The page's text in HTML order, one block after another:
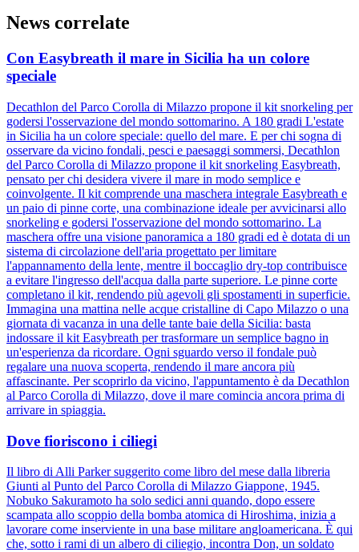
News correlate
Con Easybreath il mare in Sicilia ha un colore
speciale
Decathlon del Parco Corolla di Milazzo propone il kit snorkeling per
godersi l'osservazione del mondo sottomarino. A 180 gradi L'estate
in Sicilia ha un colore speciale: quello del mare. E per chi sogna di
osservare da vicino fondali, pesci e paesaggi sommersi, Decathlon
del Parco Corolla di Milazzo propone il kit snorkeling Easybreath,
pensato per chi desidera vivere il mare in modo semplice e
coinvolgente. Il kit comprende una maschera integrale Easybreath e
un paio di pinne corte, una combinazione ideale per avvicinarsi allo
snorkeling e godersi l'osservazione del mondo sottomarino. La
maschera offre una visione panoramica a 180 gradi ed è dotata di un
sistema di circolazione dell'aria progettato per limitare
l'appannamento della lente, mentre il boccaglio dry-top contribuisce
a evitare l'ingresso dell'acqua dalla parte superiore. Le pinne corte
completano il kit, rendendo più agevoli gli spostamenti in superficie.
Immagina una mattina nelle acque cristalline di Capo Milazzo o una
giornata di vacanza in una delle tante baie della Sicilia: basta
indossare il kit Easybreath per trasformare un semplice bagno in
un'esperienza da ricordare. Ogni sguardo verso il fondale può
regalare una nuova scoperta, rendendo il mare ancora più
affascinante. Per scoprirlo da vicino, l'appuntamento è da Decathlon
al Parco Corolla di Milazzo, dove il mare comincia ancora prima di
arrivare in spiaggia.
Dove fioriscono i ciliegi
Il libro di Alli Parker suggerito come libro del mese dalla libreria
Giunti al Punto del Parco Corolla di Milazzo Giappone, 1945.
Nobuko Sakuramoto ha solo sedici anni quando, dopo essere
scampata allo scoppio della bomba atomica di Hiroshima, inizia a
lavorare come inserviente in una base militare angloamericana. È qui
che, sotto i rami di un albero di ciliegio, incontra Don, un soldato